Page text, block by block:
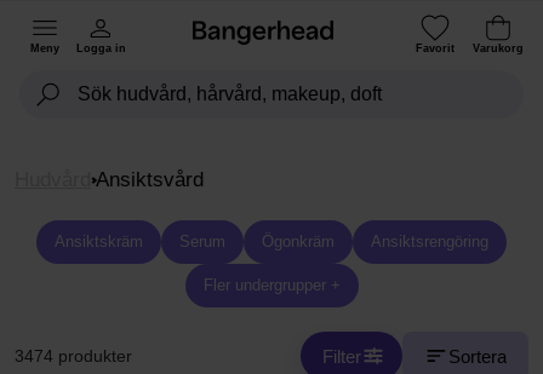
Meny Logga in Favorit Varukorg
Ansiktsvård
Ansiktskräm Serum Ögonkräm Ansiktsrengöring
Fler undergrupper +
3474 produkter Filter Sortera